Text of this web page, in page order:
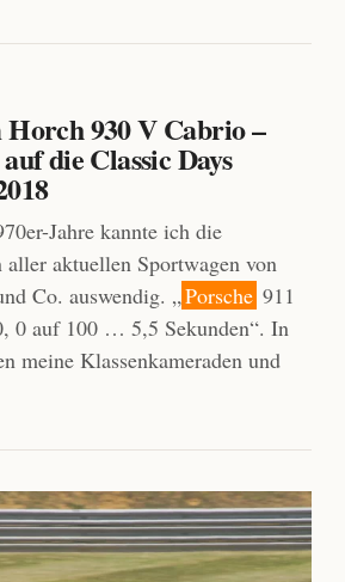
Horch 930 V Cabrio –
die Classic Days
Jahre kannte ich die
aller aktuellen Sportwagen von
Co. auswendig. „Porsche 911
0 auf 100 … 5,5 Sekunden“. In
meine Klassenkameraden und